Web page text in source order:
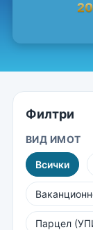
Филтри
ВИД ИМОТ
Всички
Парцел